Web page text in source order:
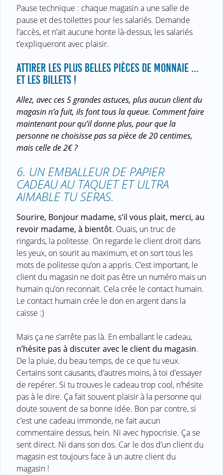
Pause technique : chaque magasin a une salle de
pause et des toilettes pour les salariés. Demande
l’accès, et n’ait aucune honte là-dessus, les salariés
t’expliqueront avec plaisir.
ATTIRER LES PLUS BELLES PIÈCES DE MONNAIE ...
ET LES BILLETS !
Allez, avec ces 5 grandes astuces, plus aucun client du
magasin n’a fuit, ils font tous la queue. Comment faire
maintenant pour qu’il donne plus, pour que la
personne ne choisisse pas sa pièce de 20 centimes,
mais celle de 2€ ?
6. UN EMBALLEUR DE PAPIER
CADEAU AU TAQUET ET ULTRA
AIMABLE TU SERAS.
Sourire, Bonjour madame, s’il vous plait, merci, au
revoir madame, à bientôt. Ouais, un truc de
ringards, la politesse. On regarde le client droit dans
les yeux, on sourit au maximum, et on sort tous les
mots de politesse qu’on a appris. C’est important, le
client du magasin ne doit pas être un numéro mais un
humain qu’on reconnait. Cela crée le contact humain.
Le contact humain crée le don en argent dans la
caisse :)
Mais ça ne s’arrête pas là. En emballant le cadeau,
n’hésite pas à discuter avec le client du magasin.
De la pluie, du beau temps, de ce que tu veux.
Certains sont causants, d’autres moins, à toi d’essayer
de repérer. Si tu trouves le cadeau trop cool, n’hésite
pas à le dire. Ça fait souvent plaisir à la personne qui
doute souvent de sa bonne idée. Bon par contre, si
c’est une cadeau immonde, ne fait aucun
commentaire dessus, hein. Ni avec hypocrisie. Ça se
sent direct. Ni dans son dos. Car le dos d’un client du
magasin est toujours face à un autre client du
magasin !